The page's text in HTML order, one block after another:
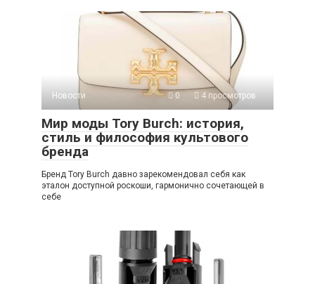
Новости 0 4 просмотров
Мир моды Tory Burch: история,
стиль и философия культового
бренда
Бренд Tory Burch давно зарекомендовал себя как
эталон доступной роскоши, гармонично сочетающей в
себе